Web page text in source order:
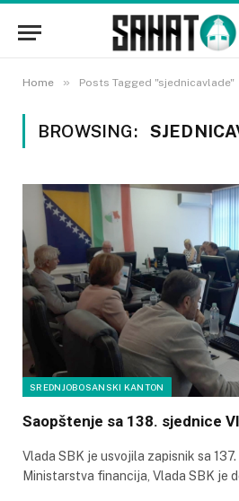
Home » Posts Tagged "sjednicavlade"
BROWSING:
SREDNJOBOSANSKI KANTON
Saopštenje sa 138. sjednice
Vlada SBK je usvojila zapisnik sa
Ministarstva financija, Vlada SBK je